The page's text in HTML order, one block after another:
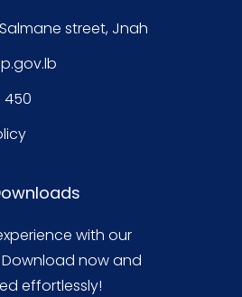
street, Jnah
450
with our
now and
effortlessly!